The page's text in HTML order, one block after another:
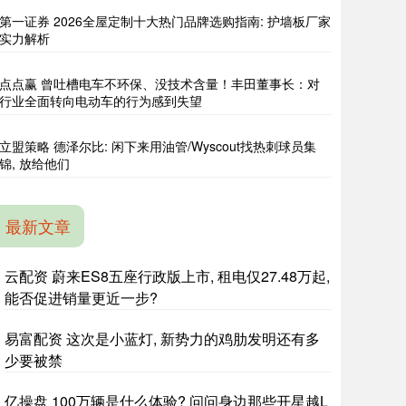
第一证券 2026全屋定制十大热门品牌选购指南: 护墙板厂家
实力解析
点点赢 曾吐槽电车不环保、没技术含量！丰田董事长：对
行业全面转向电动车的行为感到失望
立盟策略 德泽尔比: 闲下来用油管/Wyscout找热刺球员集
锦, 放给他们
最新文章
云配资 蔚来ES8五座行政版上市, 租电仅27.48万起,
能否促进销量更近一步?
易富配资 这次是小蓝灯, 新势力的鸡肋发明还有多
少要被禁
亿操盘 100万辆是什么体验? 问问身边那些开星越L